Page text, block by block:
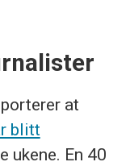
at
blitt
ukene. En 40